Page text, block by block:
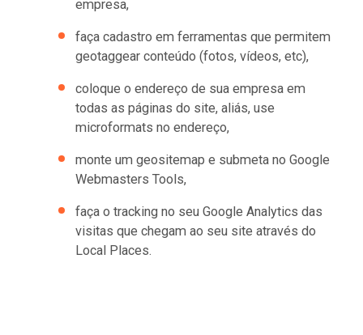
empresa,
faça cadastro em ferramentas que permitem
geotaggear conteúdo (fotos, vídeos, etc),
coloque o endereço de sua empresa em
todas as páginas do site, aliás, use
microformats no endereço,
monte um geositemap e submeta no Google
Webmasters Tools,
faça o tracking no seu Google Analytics das
visitas que chegam ao seu site através do
Local Places.